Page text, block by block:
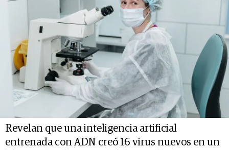
Revelan que una inteligencia artificial
entrenada con ADN creó 16 virus nuevos en un